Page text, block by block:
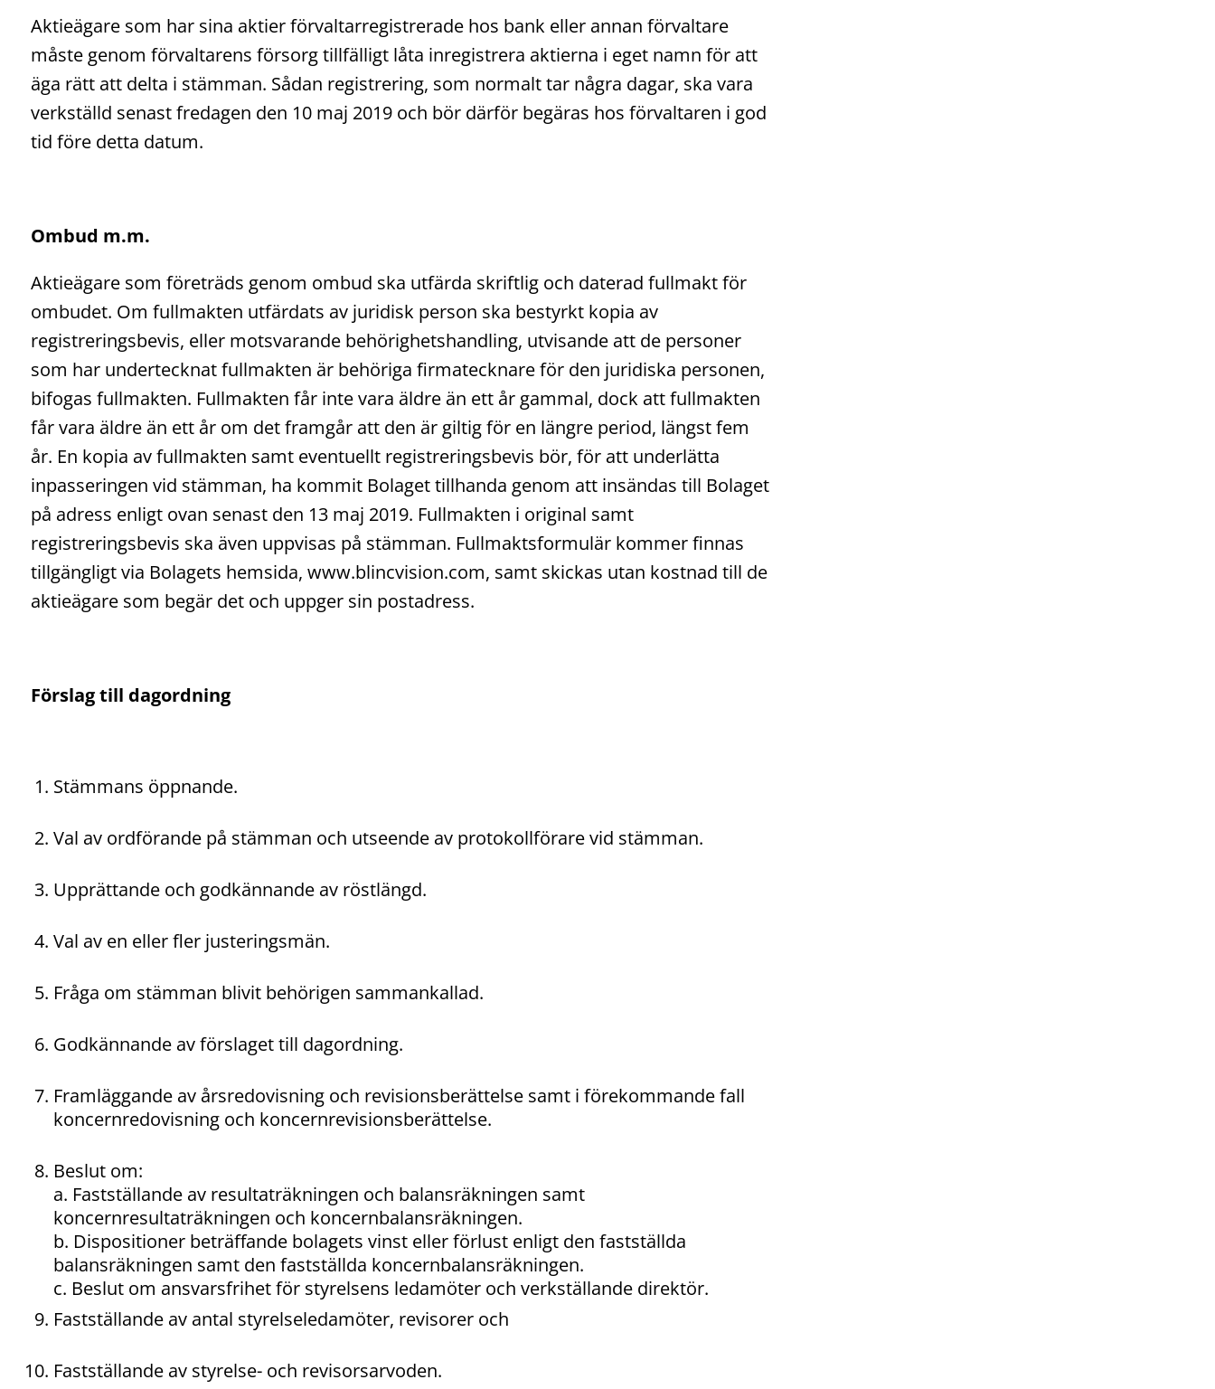
Aktieägare som har sina aktier förvaltarregistrerade hos bank eller annan förvaltare
måste genom förvaltarens försorg tillfälligt låta inregistrera aktierna i eget namn för att
äga rätt att delta i stämman. Sådan registrering, som normalt tar några dagar, ska vara
verkställd senast fredagen den 10 maj 2019 och bör därför begäras hos förvaltaren i god
tid före detta datum.
Ombud m.m.
Aktieägare som företräds genom ombud ska utfärda skriftlig och daterad fullmakt för
ombudet. Om fullmakten utfärdats av juridisk person ska bestyrkt kopia av
registreringsbevis, eller motsvarande behörighetshandling, utvisande att de personer
som har undertecknat fullmakten är behöriga firmatecknare för den juridiska personen,
bifogas fullmakten. Fullmakten får inte vara äldre än ett år gammal, dock att fullmakten
får vara äldre än ett år om det framgår att den är giltig för en längre period, längst fem
år. En kopia av fullmakten samt eventuellt registreringsbevis bör, för att underlätta
inpasseringen vid stämman, ha kommit Bolaget tillhanda genom att insändas till Bolaget
på adress enligt ovan senast den 13 maj 2019. Fullmakten i original samt
registreringsbevis ska även uppvisas på stämman. Fullmaktsformulär kommer finnas
tillgängligt via Bolagets hemsida, www.blincvision.com, samt skickas utan kostnad till de
aktieägare som begär det och uppger sin postadress.
Förslag till dagordning
Stämmans öppnande.
Val av ordförande på stämman och utseende av protokollförare vid stämman.
Upprättande och godkännande av röstlängd.
Val av en eller fler justeringsmän.
Fråga om stämman blivit behörigen sammankallad.
Godkännande av förslaget till dagordning.
Framläggande av årsredovisning och revisionsberättelse samt i förekommande fall
koncernredovisning och koncernrevisionsberättelse.
Beslut om:
a. Fastställande av resultaträkningen och balansräkningen samt
koncernresultaträkningen och koncernbalansräkningen.
b. Dispositioner beträffande bolagets vinst eller förlust enligt den fastställda
balansräkningen samt den fastställda koncernbalansräkningen.
c. Beslut om ansvarsfrihet för styrelsens ledamöter och verkställande direktör.
Fastställande av antal styrelseledamöter, revisorer och
Fastställande av styrelse- och revisorsarvoden.